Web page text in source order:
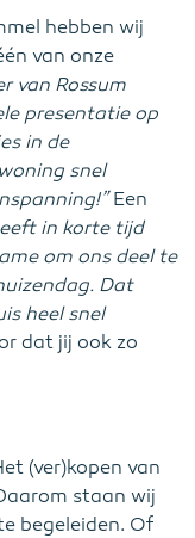
hebben wij
van onze
van Rossum
presentatie op
in de
snel
Een
in korte tijd
om ons deel te
Dat
heel snel
dat jij ook zo
(ver)kopen van
staan wij
begeleiden. Of